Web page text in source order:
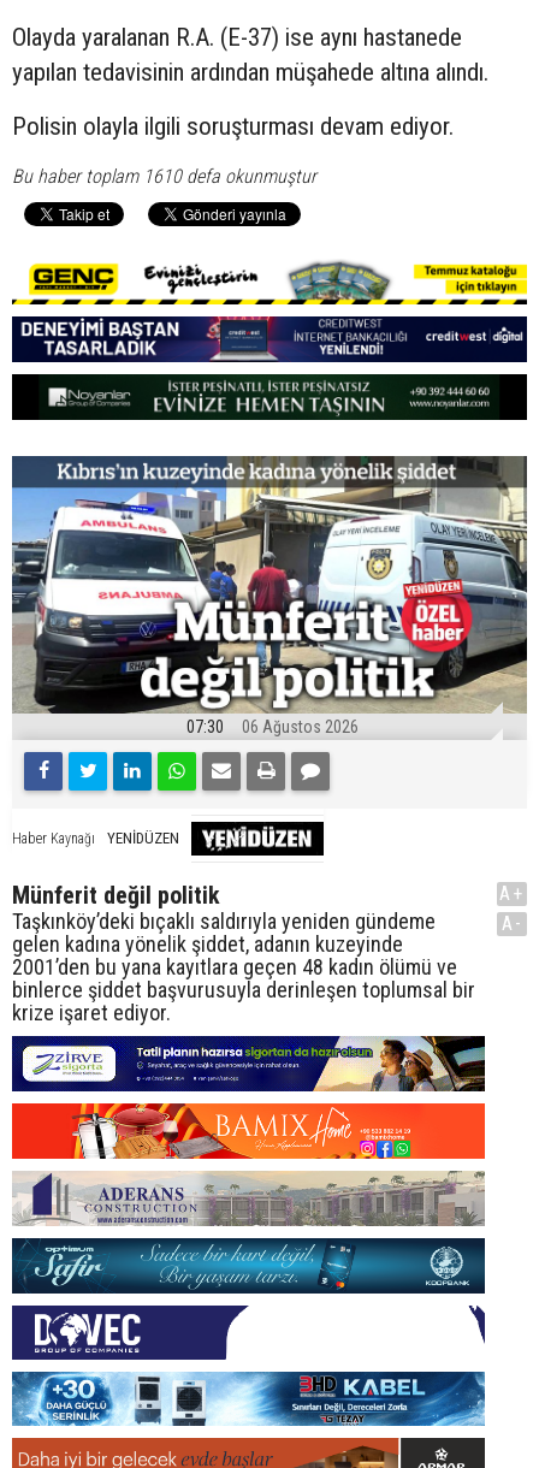
Olayda yaralanan R.A. (E-37) ise aynı hastanede
yapılan tedavisinin ardından müşahede altına alındı.
Polisin olayla ilgili soruşturması devam ediyor.
Bu haber toplam 1610 defa okunmuştur
07:30 06 Ağustos 2026
Haber Kaynağı YENİDÜZEN
Münferit değil politik
Taşkınköy’deki bıçaklı saldırıyla yeniden gündeme
gelen kadına yönelik şiddet, adanın kuzeyinde
2001’den bu yana kayıtlara geçen 48 kadın ölümü ve
binlerce şiddet başvurusuyla derinleşen toplumsal bir
krize işaret ediyor.
A+
A-